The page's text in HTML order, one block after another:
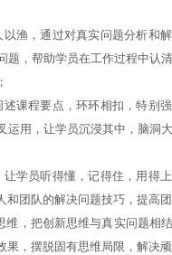
以渔，通过对真实问题分析和
题，帮助学员在工作过程中认
课程要点，环环相扣，特别
运用，让学员沉浸其中，脑洞
学员听得懂，记得住，用得
和团队的解决问题技巧，提高
维，把创新思维与真实问题相
，摆脱固有思维局限，解决顽